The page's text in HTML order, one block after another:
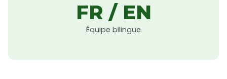
FR / EN
Équipe bilingue